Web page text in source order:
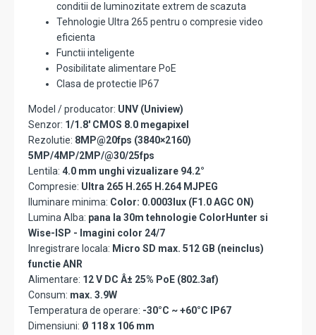
conditii de luminozitate extrem de scazuta
Tehnologie Ultra 265 pentru o compresie video
eficienta
Functii inteligente
Posibilitate alimentare PoE
Clasa de protectie IP67
Model / producator: UNV (Uniview)
Senzor: 1/1.8' CMOS 8.0 megapixel
Rezolutie: 8MP@20fps (3840×2160)
5MP/4MP/2MP/@30/25fps
Lentila: 4.0 mm unghi vizualizare 94.2°
Compresie: Ultra 265 H.265 H.264 MJPEG
Iluminare minima: Color: 0.0003lux (F1.0 AGC ON)
Lumina Alba: pana la 30m tehnologie ColorHunter si
Wise-ISP - Imagini color 24/7
Inregistrare locala: Micro SD max. 512 GB (neinclus)
functie ANR
Alimentare: 12 V DC Â± 25% PoE (802.3af)
Consum: max. 3.9W
Temperatura de operare: -30°C ~ +60°C IP67
Dimensiuni: Ø 118 x 106 mm